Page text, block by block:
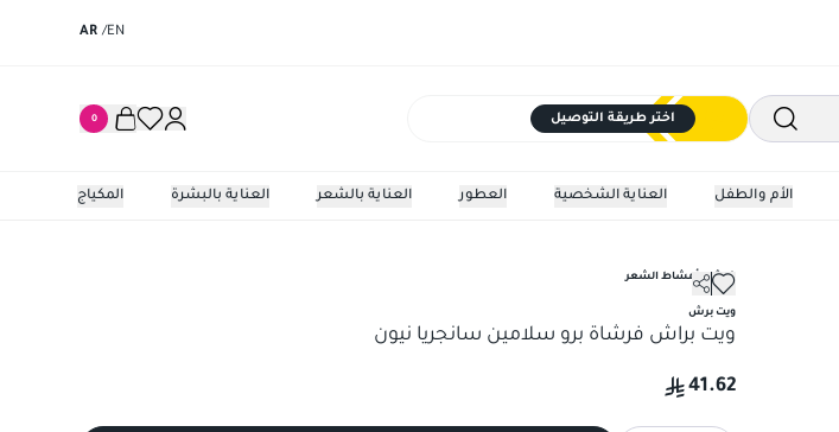
EN
/
AR
اختر طريقة التوصيل 0
المكياج العناية بالبشرة العناية بالشعر العطور العناية الشخصية الأم والطفل
فرش وأمشاط الشعر
ويت برش
ويت براش فرشاة برو سلامين سانجريا نيون
41.62